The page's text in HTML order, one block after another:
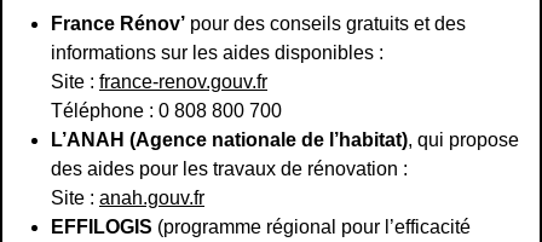
France Rénov’ pour des conseils gratuits et des
informations sur les aides disponibles :
Site : france-renov.gouv.fr
Téléphone : 0 808 800 700
L’ANAH (Agence nationale de l’habitat), qui propose
des aides pour les travaux de rénovation :
Site : anah.gouv.fr
EFFILOGIS (programme régional pour l’efficacité